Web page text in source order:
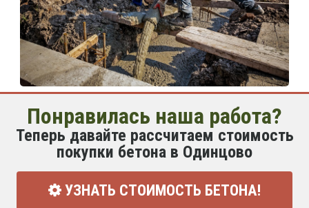
Понравилась наша работа?
Теперь давайте рассчитаем стоимость
покупки бетона в Одинцово
УЗНАТЬ СТОИМОСТЬ БЕТОНА!